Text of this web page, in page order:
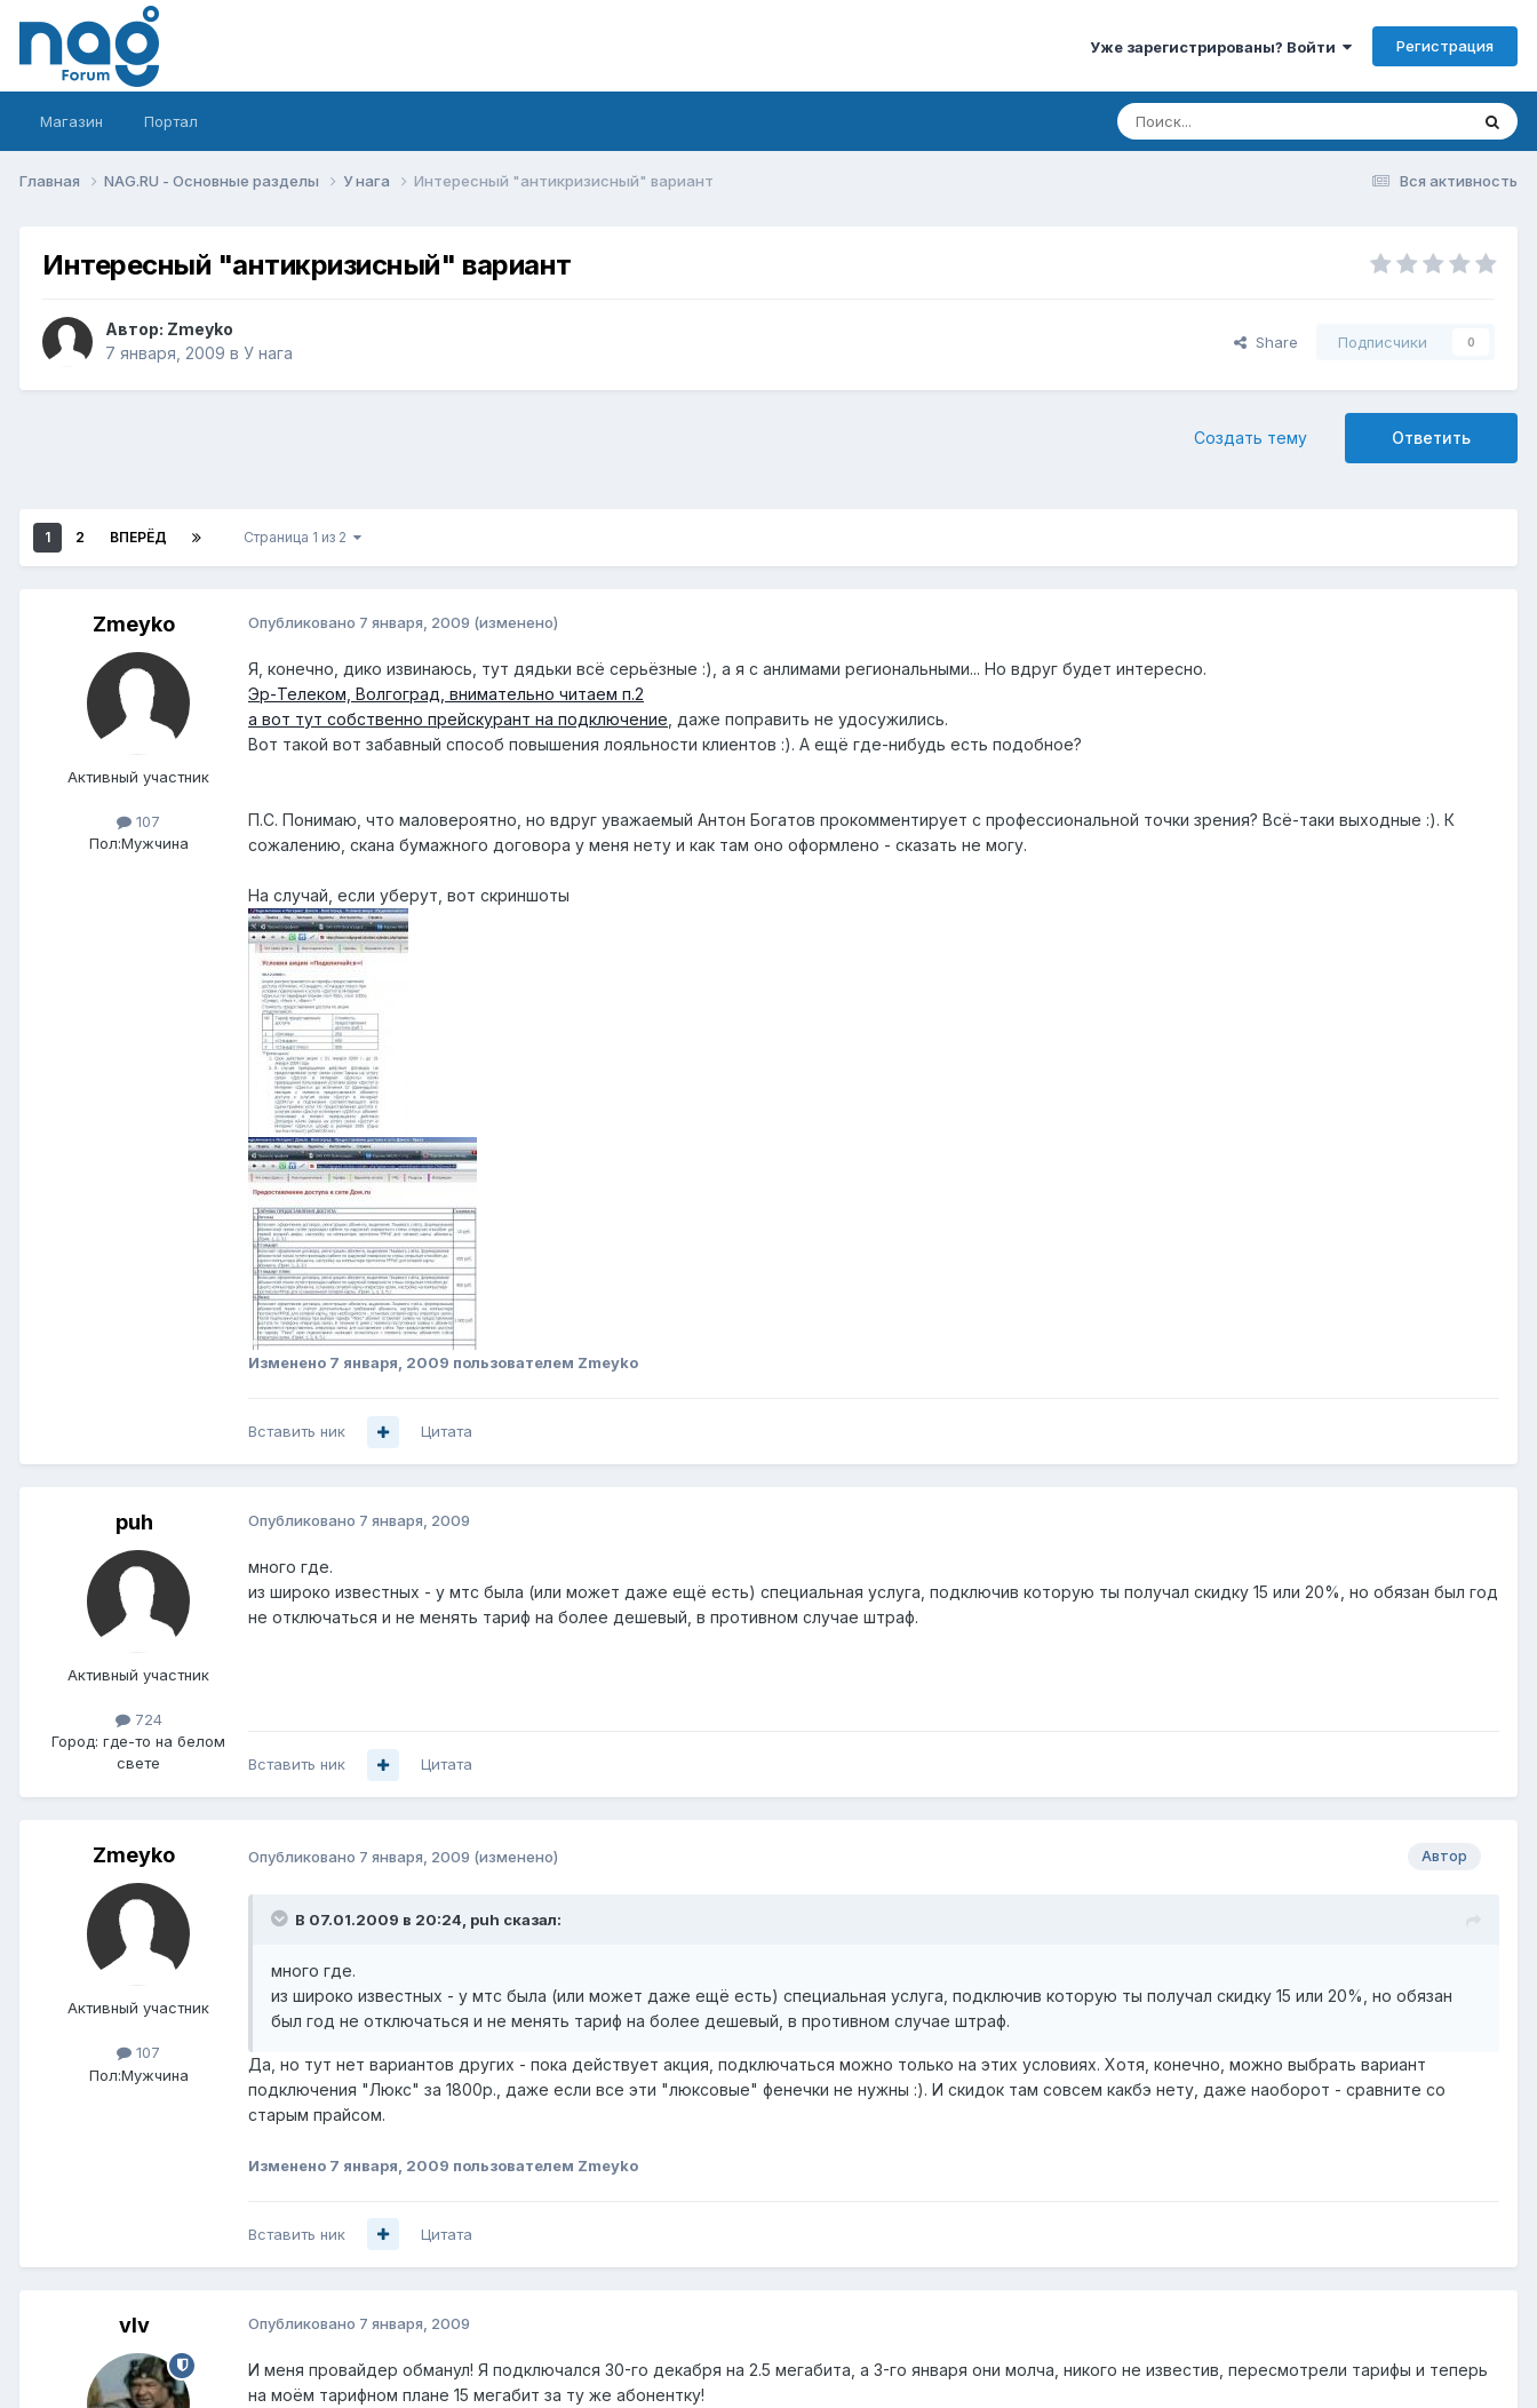
Уже зарегистрированы? Войти Регистрация
Магазин Портал
Вся активность
Главная NAG.RU - Основные разделы У нага Интересный "антикризисный" вариант
Интересный "антикризисный" вариант
Автор: Zmeyko
7 января, 2009 в У нага
Share Подписчики 0
Ответить
Создать тему
1 2 ВПЕРЁД Страница 1 из 2
Zmeyko
Активный участник
107
Пол:Мужчина
Опубликовано 7 января, 2009 (изменено)
Я, конечно, дико извинаюсь, тут дядьки всё серьёзные :), а я с анлимами региональными... Но вдруг будет интересно.
Эр-Телеком, Волгоград, внимательно читаем п.2
а вот тут собственно прейскурант на подключение , даже поправить не удосужились.
Вот такой вот забавный способ повышения лояльности клиентов :). А ещё где-нибудь есть подобное?
П.С. Понимаю, что маловероятно, но вдруг уважаемый Антон Богатов прокомментирует с профессиональной точки зрения? Всё-таки выходные :). К
сожалению, скана бумажного договора у меня нету и как там оно оформлено - сказать не могу.
На случай, если уберут, вот скриншоты
Изменено 7 января, 2009 пользователем Zmeyko
Вставить ник Цитата
puh
Активный участник
724
Город: где-то на белом
свете
Опубликовано 7 января, 2009
много где.
из широко известных - у мтс была (или может даже ещё есть) специальная услуга, подключив которую ты получал скидку 15 или 20%, но обязан был год
не отключаться и не менять тариф на более дешевый, в противном случае штраф.
Вставить ник Цитата
Zmeyko
Активный участник
107
Пол:Мужчина
Автор
Опубликовано 7 января, 2009 (изменено)
В 07.01.2009 в 20:24, puh сказал:
много где.
из широко известных - у мтс была (или может даже ещё есть) специальная услуга, подключив которую ты получал скидку 15 или 20%, но обязан
был год не отключаться и не менять тариф на более дешевый, в противном случае штраф.
Да, но тут нет вариантов других - пока действует акция, подключаться можно только на этих условиях. Хотя, конечно, можно выбрать вариант
подключения "Люкс" за 1800р., даже если все эти "люксовые" фенечки не нужны :). И скидок там совсем какбэ нету, даже наоборот - сравните со
старым прайсом.
Изменено 7 января, 2009 пользователем Zmeyko
Вставить ник Цитата
vIv Опубликовано 7 января, 2009
И меня провайдер обманул! Я подключался 30-го декабря на 2.5 мегабита, а 3-го января они молча, никого не известив, пересмотрели тарифы и теперь
на моём тарифном плане 15 мегабит за ту же абонентку!